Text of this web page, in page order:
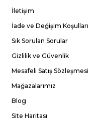
İletişim
İade ve Değişim Koşulları
Sık Sorulan Sorular
Gizlilik ve Güvenlik
Mesafeli Satış Sözleşmesi
Mağazalarımız
Blog
Site Haritası